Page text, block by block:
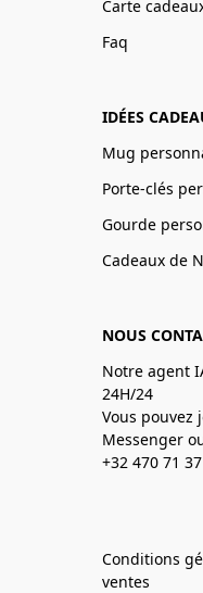
Carte
Faq
IDÉES
Mug
NOUS
Notre agent
24H/24
Vous pouvez
Messenger
+32 470 71
Conditions
ventes